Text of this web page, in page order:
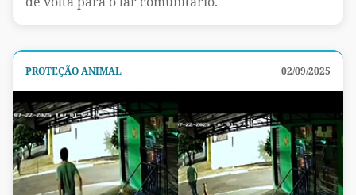
PROTEÇÃO ANIMAL 02/09/2025